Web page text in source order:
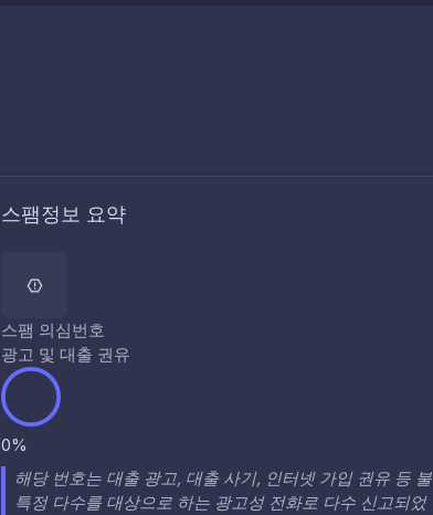
스팸정보 요약
스팸 의심번호
광고 및 대출 권유
0%
해당 번호는 대출 광고, 대출 사기, 인터넷 가입 권유 등 불
특정 다수를 대상으로 하는 광고성 전화로 다수 신고되었